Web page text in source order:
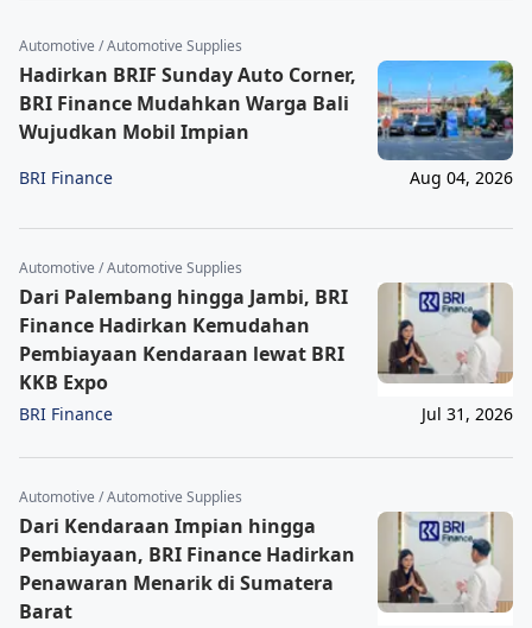
Automotive / Automotive Supplies
Hadirkan BRIF Sunday Auto Corner,
BRI Finance Mudahkan Warga Bali
Wujudkan Mobil Impian
BRI Finance Aug 04, 2026
Automotive / Automotive Supplies
Dari Palembang hingga Jambi, BRI
Finance Hadirkan Kemudahan
Pembiayaan Kendaraan lewat BRI
KKB Expo
BRI Finance Jul 31, 2026
Automotive / Automotive Supplies
Dari Kendaraan Impian hingga
Pembiayaan, BRI Finance Hadirkan
Penawaran Menarik di Sumatera
Barat